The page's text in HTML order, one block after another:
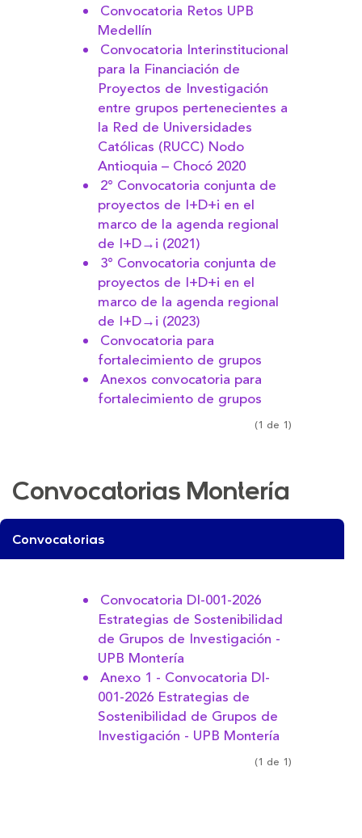
Convocatoria Retos UPB
Medellín
Convocatoria Interinstitucional
para la Financiación de
Proyectos de Investigación
entre grupos pertenecientes a
la Red de Universidades
Católicas (RUCC) Nodo
Antioquia – Chocó 2020
2° Convocatoria conjunta de
proyectos de I+D+i en el
marco de la agenda regional
de I+D→i (2021)
3° Convocatoria conjunta de
proyectos de I+D+i en el
marco de la agenda regional
de I+D→i (2023)
Convocatoria para
fortalecimiento de grupos
Anexos convocatoria para
fortalecimiento de grupos
(1 de 1)
Convocatorias Montería
Convocatorias
Convocatoria DI-001-2026
Estrategias de Sostenibilidad
de Grupos de Investigación -
UPB Montería
Anexo 1 - Convocatoria DI-
001-2026 Estrategias de
Sostenibilidad de Grupos de
Investigación - UPB Montería
(1 de 1)